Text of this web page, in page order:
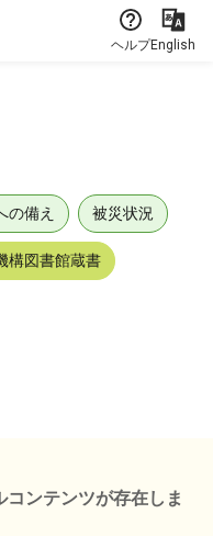
ヘルプEnglish
の備え 被災状況
構図書館蔵書
ンテンツが存在しま